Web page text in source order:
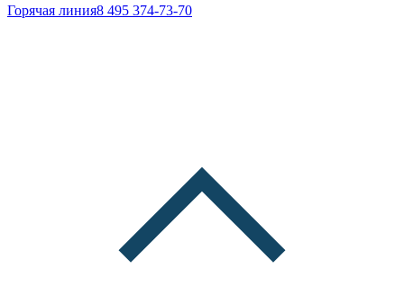
Горячая линия8 495 374-73-70